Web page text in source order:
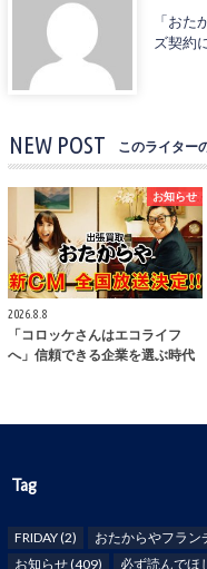
「お
ズ契約
NEW POST このライター
お知らせ
2026.8.8
「コロッケさんはエコライフ
へ」信頼できる企業を選ぶ時代
Tag
FRIDAY(2) おたからやフラン
お知らせ(409) 必ず読んでほ